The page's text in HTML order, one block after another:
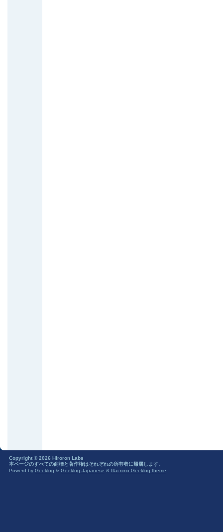
Copyright © 2026 Hiroron Labs
本ページのすべての商標と著作権はそれぞれの所有者に帰属します。
Powerd by Geeklog & Geeklog Japanese & Illacrimo Geeklog theme